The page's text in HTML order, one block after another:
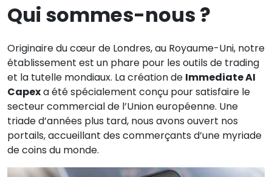
Qui sommes-nous ?
Originaire du cœur de Londres, au Royaume-Uni, notre
établissement est un phare pour les outils de trading
et la tutelle mondiaux. La création de Immediate AI
Capexa été spécialement conçu pour satisfaire le
secteur commercial de l’Union européenne. Une
triade d’années plus tard, nous avons ouvert nos
portails, accueillant des commerçants d’une myriade
de coins du monde.